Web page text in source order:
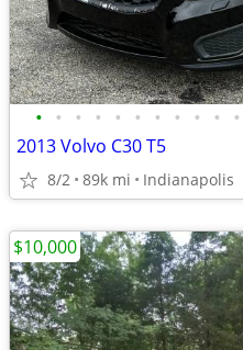
• • • • • • • • • • •
2013 Volvo C30 T5
8/2 89k mi Indianapolis
$10,000